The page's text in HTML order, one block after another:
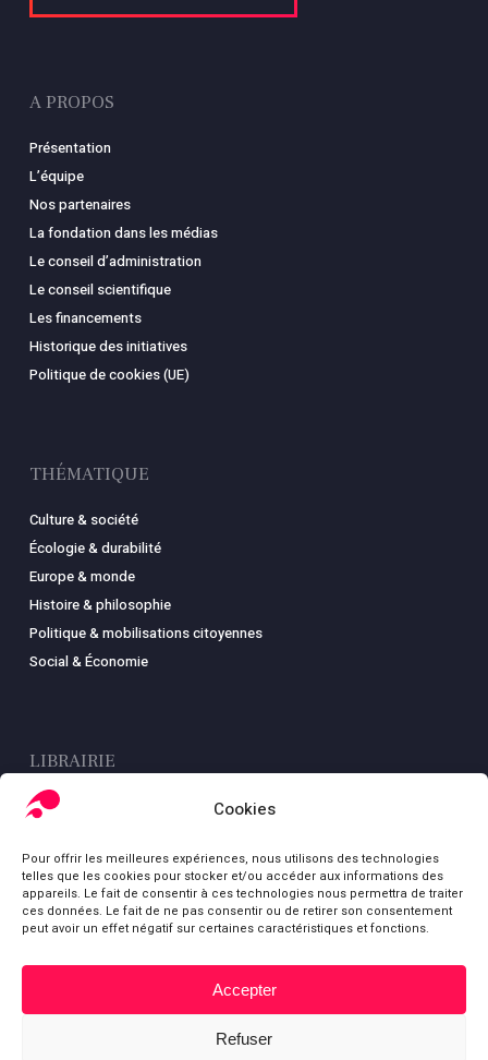
Cookies
Pour offrir les meilleures expériences, nous utilisons des technologies
telles que les cookies pour stocker et/ou accéder aux informations des
appareils. Le fait de consentir à ces technologies nous permettra de traiter
ces données. Le fait de ne pas consentir ou de retirer son consentement
peut avoir un effet négatif sur certaines caractéristiques et fonctions.
Accepter
Refuser
A PROPOS
Présentation
L’équipe
Nos partenaires
La fondation dans les médias
Le conseil d’administration
Le conseil scientifique
Les financements
Historique des initiatives
Politique de cookies (UE)
THÉMATIQUE
Culture & société
Écologie & durabilité
Europe & monde
Histoire & philosophie
Politique & mobilisations citoyennes
Social & Économie
LIBRAIRIE
Boutique
Mon compte
Conditions générales de ventes
Mentions légales